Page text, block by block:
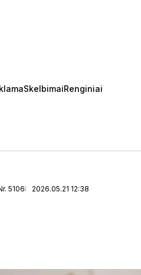
SkelbimaiRenginiai
apsaugos
5106 2026.05.21 12:38